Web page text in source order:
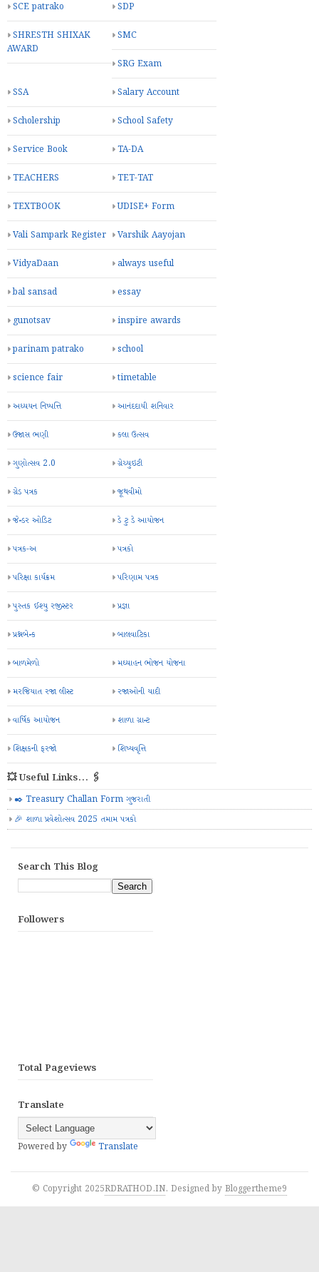
SCE patrako SDP
SHRESTH SHIXAK
AWARD
SMC
SRG Exam
SSA Salary Account
Scholership School Safety
Service Book TA-DA
TEACHERS TET-TAT
TEXTBOOK UDISE+ Form
Vali Sampark Register Varshik Aayojan
VidyaDaan always useful
bal sansad essay
gunotsav inspire awards
parinam patrako school
science fair timetable
અધ્યયન નિષ્પત્તિ આનંદદાયી શનિવાર
ઉજાસ ભણી કલા ઉત્સવ
ગુણોત્સવ 2.0 ગ્રેચ્યુઇટી
ગ્રેડ પત્રક જૂથવીમો
જેન્ડર ઓડિટ ડે ટુ ડે આયોજન
પત્રક-અ પત્રકો
પરિક્ષા કાર્યક્રમ પરિણામ પત્રક
પુસ્તક ઈશ્યુ રજીસ્ટર પ્રજ્ઞા
પ્રશ્નબેન્ક બાલવાટિકા
બાળમેળો મઘ્યાહન ભોજન યોજના
મરજિયાત રજા લીસ્ટ રજાઓની યાદી
વાર્ષિક આયોજન શાળા ગ્રાન્ટ
શિક્ષકની ફરજો શિષ્યવૃત્તિ
💥 Useful Links... 🖇️
✒️ Treasury Challan Form ગુજરાતી
🎉 શાળા પ્રવેશોત્સવ 2025 તમામ પત્રકો
Search This Blog
Followers
Total Pageviews
Translate
Powered by Translate
© Copyright 2025RDRATHOD.IN. Designed by Bloggertheme9